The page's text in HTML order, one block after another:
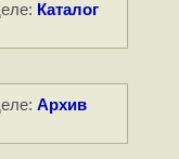
Каталог
Архив